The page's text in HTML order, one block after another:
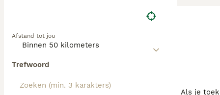
Afstand tot jou
Trefwoord
onbekend,
De Alabai is
extreme
karakter is
jongs af aan
geschikt voor
Als je